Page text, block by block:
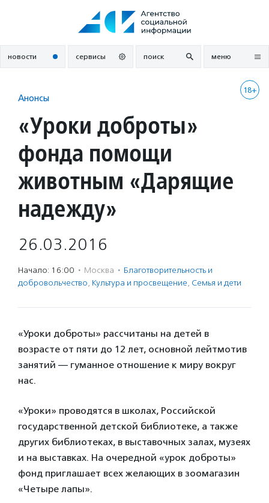
новости сервисы поиск меню
18+
Анонсы
«Уроки доброты»
фонда помощи
животным «Дарящие
надежду»
26.03.2016
Начало: 16:00 · Москва · Благотвори­тель­ность и
доброволь­чест­во, Культура и просвещение, Семья и дети
«Уроки доброты» рассчитаны на детей в
возрасте от пяти до 12 лет, основной лейтмотив
занятий — гуманное отношение к миру вокруг
нас.
«Уроки» проводятся в школах, Российской
государственной детской библиотеке, а также
других библиотеках, в выставочных залах, музеях
и на выставках. На очередной «урок доброты»
фонд приглашает всех желающих в зоомагазин
«Четыре лапы».